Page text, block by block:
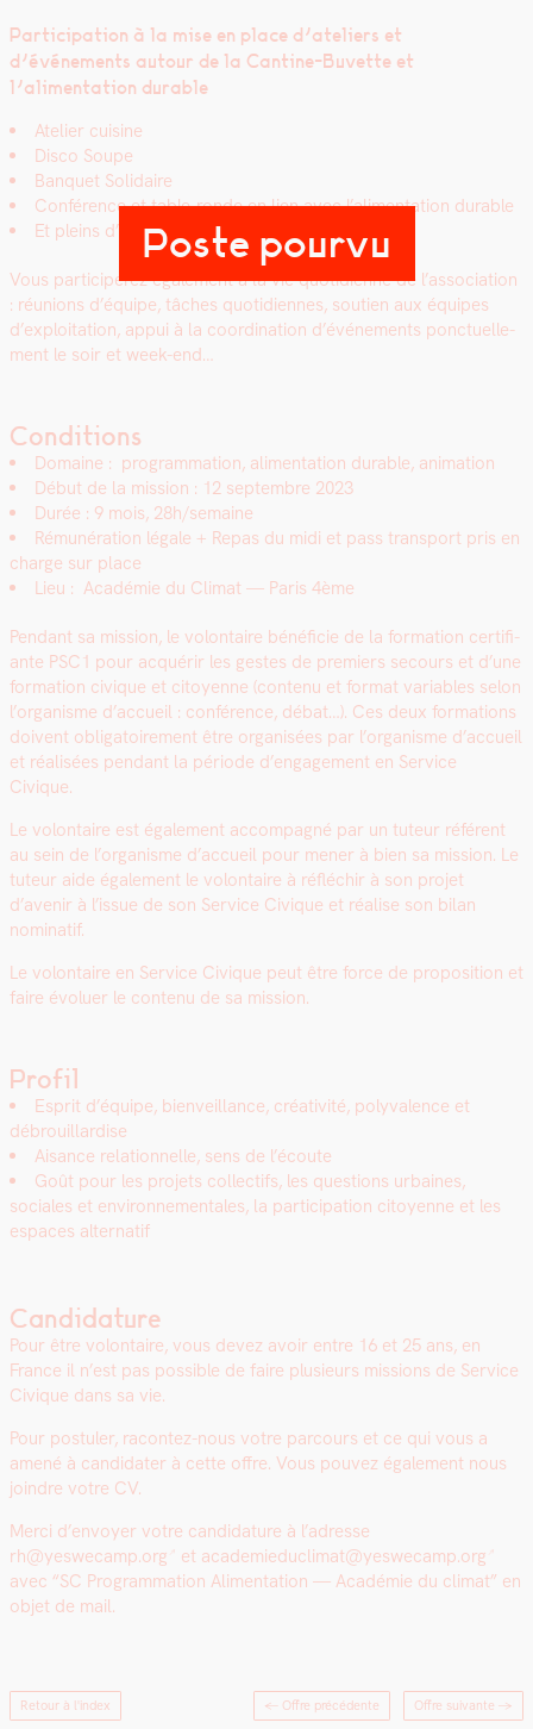
Poste pourvu
Par­tic­i­pa­tion à la mise en place d’ateliers et
d’événements autour de la Can­tine-Buvette et
l’alimentation durable
Ate­lier cui­sine
Dis­co Soupe
Ban­quet Sol­idaire
Con­férence et table-ronde en lien avec l’alimentation durable
Et pleins d’autres pos­si­bil­ités !
Vous par­ticiperez égale­ment à la vie quo­ti­di­enne de l’association
: réu­nions d’équipe, tâch­es quo­ti­di­ennes, sou­tien aux équipes
d’exploitation, appui à la coor­di­na­tion d’événements ponctuelle­
ment le soir et week-end…
Conditions
Domaine : pro­gram­ma­tion, ali­men­ta­tion durable, ani­ma­tion
Début de la mis­sion : 12 sep­tem­bre 2023
Durée : 9 mois, 28h/semaine
Rémunéra­tion légale + Repas du midi et pass trans­port pris en
charge sur place
Lieu : Académie du Cli­mat — Paris 4ème
Pen­dant sa mis­sion, le volon­taire béné­fi­cie de la for­ma­tion cer­ti­fi­
ante PSC1 pour acquérir les gestes de pre­miers sec­ours et d’une
for­ma­tion civique et citoyenne (con­tenu et for­mat vari­ables selon
l’or­gan­isme d’ac­cueil : con­férence, débat…). Ces deux for­ma­tions
doivent oblig­a­toire­ment être organ­isées par l’or­gan­isme d’ac­cueil
et réal­isées pen­dant la péri­ode d’en­gage­ment en Ser­vice
Civique.
Le volon­taire est égale­ment accom­pa­g­né par un tuteur référent
au sein de l’or­gan­isme d’ac­cueil pour men­er à bien sa mis­sion. Le
tuteur aide égale­ment le volon­taire à réfléchir à son pro­jet
d’avenir à l’is­sue de son Ser­vice Civique et réalise son bilan
nom­i­natif.
Le volon­taire en Ser­vice Civique peut être force de propo­si­tion et
faire évoluer le con­tenu de sa mis­sion.
Profil
Esprit d’équipe, bien­veil­lance, créa­tiv­ité, poly­va­lence et
débrouil­lardise
Aisance rela­tion­nelle, sens de l’écoute
Goût pour les pro­jets col­lec­tifs, les ques­tions urbaines,
sociales et envi­ron­nemen­tales, la par­tic­i­pa­tion citoyenne et les
espaces alter­natif
Candidature
Pour être volon­taire, vous devez avoir entre 16 et 25 ans, en
France il n’est pas pos­si­ble de faire plusieurs mis­sions de Ser­vice
Civique dans sa vie.
Pour pos­tuler, racon­tez-nous votre par­cours et ce qui vous a
amené à can­di­dater à cette offre. Vous pou­vez égale­ment nous
join­dre votre CV.
Mer­ci d’en­voy­er votre can­di­da­ture à l’adresse
rh@yeswecamp.org
et academieduclimat@yeswecamp.org
avec “SC Pro­gram­ma­tion Ali­men­ta­tion — Académie du cli­mat” en
objet de mail.
Retour à l'index ← Offre précédente Offre suivante →